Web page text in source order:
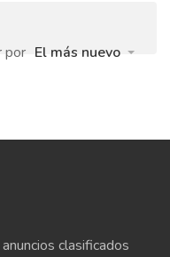
por El más nuevo
clasificados